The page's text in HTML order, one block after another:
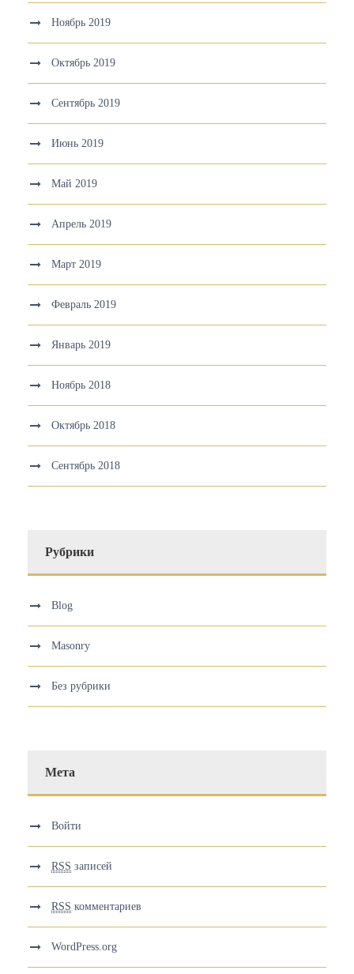
Ноябрь 2019
Октябрь 2019
Сентябрь 2019
Июнь 2019
Май 2019
Апрель 2019
Март 2019
Февраль 2019
Январь 2019
Ноябрь 2018
Октябрь 2018
Сентябрь 2018
Рубрики
Blog
Masonry
Без рубрики
Мета
Войти
RSS записей
RSS комментариев
WordPress.org